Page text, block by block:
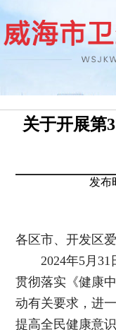
关于开展第
发布
各区市、开发区
2024年5月
贯彻落实《健康
动有关要求，进
提高全民健康意